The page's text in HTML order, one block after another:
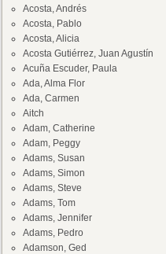
Acosta, Andrés
Acosta, Pablo
Acosta, Alicia
Acosta Gutiérrez, Juan Agustín
Acuña Escuder, Paula
Ada, Alma Flor
Ada, Carmen
Aitch
Adam, Catherine
Adam, Peggy
Adams, Susan
Adams, Simon
Adams, Steve
Adams, Tom
Adams, Jennifer
Adams, Pedro
Adamson, Ged